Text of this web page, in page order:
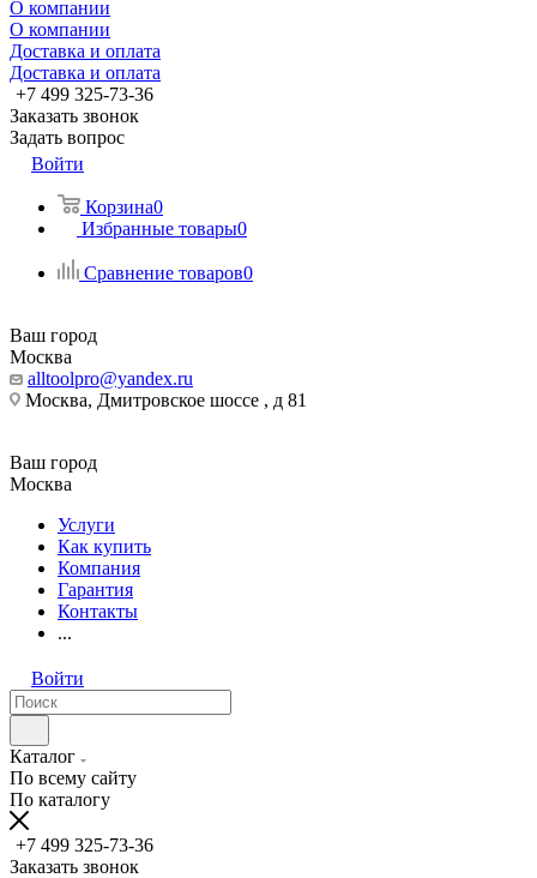
О компании
О компании
Доставка и оплата
Доставка и оплата
+7 499 325-73-36
Заказать звонок
Задать вопрос
Войти
Корзина0
Избранные товары0
Сравнение товаров0
Ваш город
Москва
alltoolpro@yandex.ru
Москва, Дмитровское шоссе , д 81
Ваш город
Москва
Услуги
Как купить
Компания
Гарантия
Контакты
...
Войти
Каталог
По всему сайту
По каталогу
+7 499 325-73-36
Заказать звонок